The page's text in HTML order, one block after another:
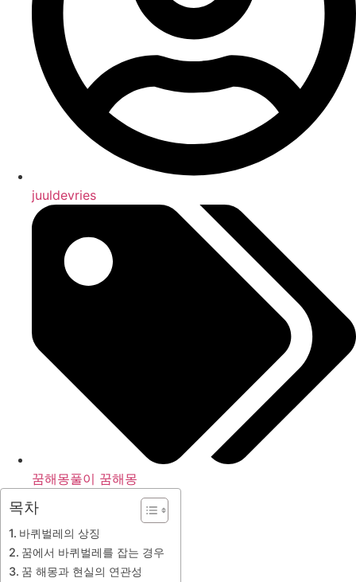
juuldevries
꿈해몽풀이 꿈해몽
목차
바퀴벌레의 상징
꿈에서 바퀴벌레를 잡는 경우
꿈 해몽과 현실의 연관성